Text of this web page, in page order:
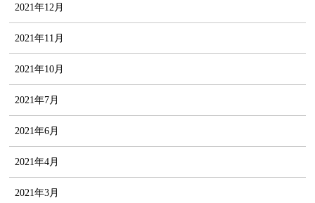
2021年12月
2021年11月
2021年10月
2021年7月
2021年6月
2021年4月
2021年3月